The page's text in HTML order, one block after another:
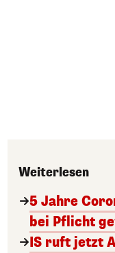
Weiterlesen
5 Jahre
bei Pflicht
IS ruft jetzt